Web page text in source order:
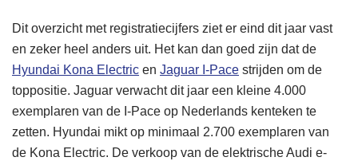
Dit overzicht met registratiecijfers ziet er eind dit jaar vast
en zeker heel anders uit. Het kan dan goed zijn dat de
Hyundai Kona Electric en Jaguar I-Pace strijden om de
toppositie. Jaguar verwacht dit jaar een kleine 4.000
exemplaren van de I-Pace op Nederlands kenteken te
zetten. Hyundai mikt op minimaal 2.700 exemplaren van
de Kona Electric. De verkoop van de elektrische Audi e-